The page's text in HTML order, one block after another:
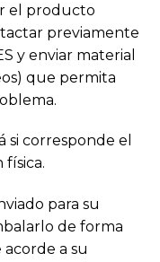
el producto
previamente
y enviar material
que permita
si corresponde el
para su
de forma
a su